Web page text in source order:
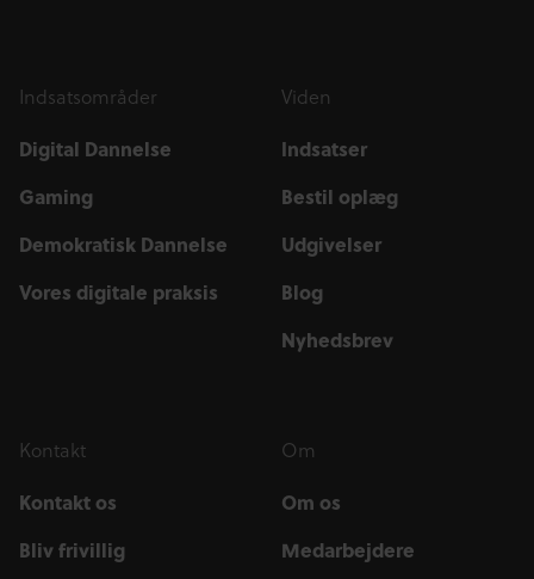
Indsatsområder
Digital Dannelse
Gaming
Demokratisk Dannelse
Vores digitale praksis
Viden
Indsatser
Bestil oplæg
Udgivelser
Blog
Nyhedsbrev
Kontakt
Kontakt os
Bliv frivillig
Om
Om os
Medarbejdere